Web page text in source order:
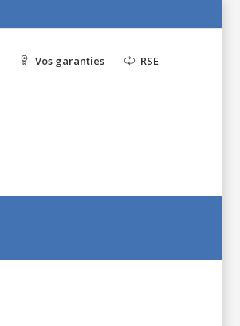
Vos garanties RSE